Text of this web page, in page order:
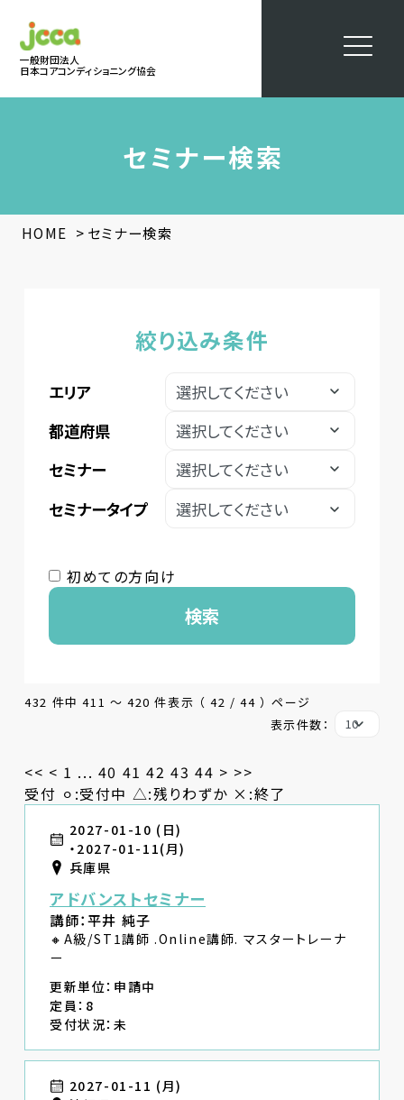
一般財団法人
日本コアコンディショニング協会
セミナー検索
HOME > セミナー検索
絞り込み条件
エリア
都道府県
セミナー
セミナータイプ
初めての方向け
検索
432 件中 411 〜 420 件表示 （ 42 / 44 ） ページ
表示件数：
<< < 1 ... 40 41 42 43 44 > >>
受付 ⚪︎:受付中 △:残りわずか ×:終了
2027-01-10 (日)
・2027-01-11(月)
兵庫県
アドバンストセミナー
講師：平井 純子
🔸A級/ST1講師 .Online講師. マスタートレーナ
ー
更新単位：申請中
定員：8
受付状況：未
2027-01-11 (月)